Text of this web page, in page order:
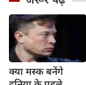
क्या मस्क बनेंगे